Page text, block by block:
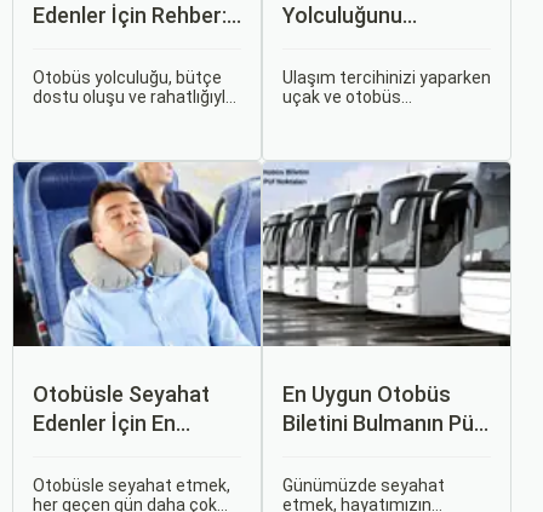
Edenler İçin Rehber:
Koltuk Seçimine
Otobüs yolculuğu, bütçe
dostu oluşu ve rahatlığıyla
keyifli ve stressiz hale
getirmek için bilinmesi
gereken pek çok püf
noktası bulunuyor.
Yolculuğunu
Sizin İçin Uygun?
Ulaşım tercihinizi yaparken
uçak ve otobüs
ihtiyaçlara hitap eden,
çeşitli avantajlar ve
dezavantajlar sunar.
Otobüsle Seyahat
Edenler İçin En
İpuçları
Otobüsle seyahat etmek,
her geçen gün daha çok
En Uygun Otobüs
Biletini Bulmanın Püf
Sorgulamax.com
Günümüzde seyahat
etmek, hayatımızın